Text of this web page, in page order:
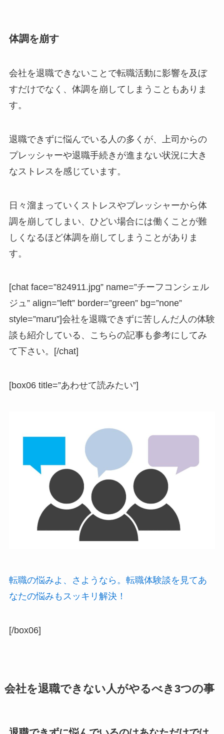
体調を崩す
会社を退職できないことで転職活動に影響を及ぼ
すだけでなく、体調を崩してしまうこともありま
す。
退職できずに悩んでいる人の多くが、上司からの
プレッシャーや退職手続きが進まない状況に大き
なストレスを感じています。
日々溜まっていくストレスやプレッシャーから体
調を崩してしまい、ひどい場合には働くことが難
しくなるほど体調を崩してしまうことがありま
す。
[chat face=”824911.jpg” name=”チーフコンシェル
ジュ” align=”left” border=”green” bg=”none”
style=”maru”]会社を退職できずに苦しんだ人の体験
談も紹介している、こちらの記事も参考にしてみ
て下さい。[/chat]
[box06 title=”あわせて読みたい”]
転職の悩みよ、さようなら。転職体験談を見てあ
なたの悩みもスッキリ解決！
[/box06]
会社を退職できない人がやるべき3つの事